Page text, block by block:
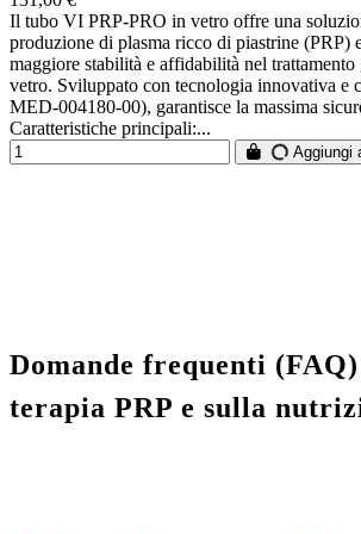
Il tubo VI PRP-PRO in vetro offre una
produzione di plasma ricco di piastrine (PRP)
maggiore stabilità e affidabilità nel trattamento
vetro. Sviluppato con tecnologia innovativa e
MED-004180-00), garantisce la massima
Caratteristiche principali:...
Aggiungi
Domande frequenti
terapia PRP e sulla